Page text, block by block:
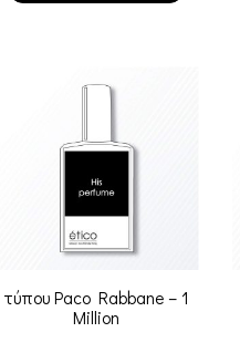
τύπου Paco Rabbane – 1
Million